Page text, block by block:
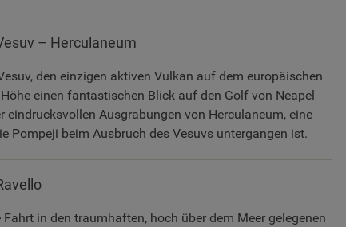
– Herculaneum
den einzigen aktiven Vulkan auf dem europäischen
einen fantastischen Blick auf den Golf von Neapel
Ausgrabungen von Herculaneum, eine
Pompeji beim Ausbruch des Vesuvs untergangen ist.
in den traumhaften, hoch über dem Meer gelegenen